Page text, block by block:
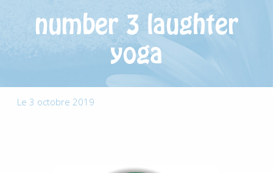
number 3 laughter
yoga
Le 3 octobre 2019